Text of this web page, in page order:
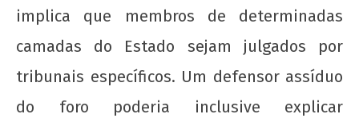
admin
implica que membros de determinadas
camadas do Estado sejam julgados por
tribunais específicos. Um defensor assíduo
do foro poderia inclusive explicar